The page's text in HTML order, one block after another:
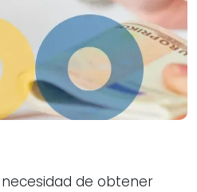
de obtener